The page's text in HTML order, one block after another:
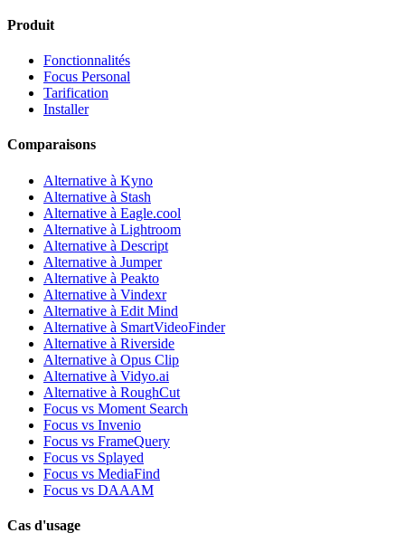
Produit
Fonctionnalités
Focus Personal
Tarification
Installer
Comparaisons
Alternative à Kyno
Alternative à Stash
Alternative à Eagle.cool
Alternative à Lightroom
Alternative à Descript
Alternative à Jumper
Alternative à Peakto
Alternative à Vindexr
Alternative à Edit Mind
Alternative à SmartVideoFinder
Alternative à Riverside
Alternative à Opus Clip
Alternative à Vidyo.ai
Alternative à RoughCut
Focus vs Moment Search
Focus vs Invenio
Focus vs FrameQuery
Focus vs Splayed
Focus vs MediaFind
Focus vs DAAAM
Cas d'usage